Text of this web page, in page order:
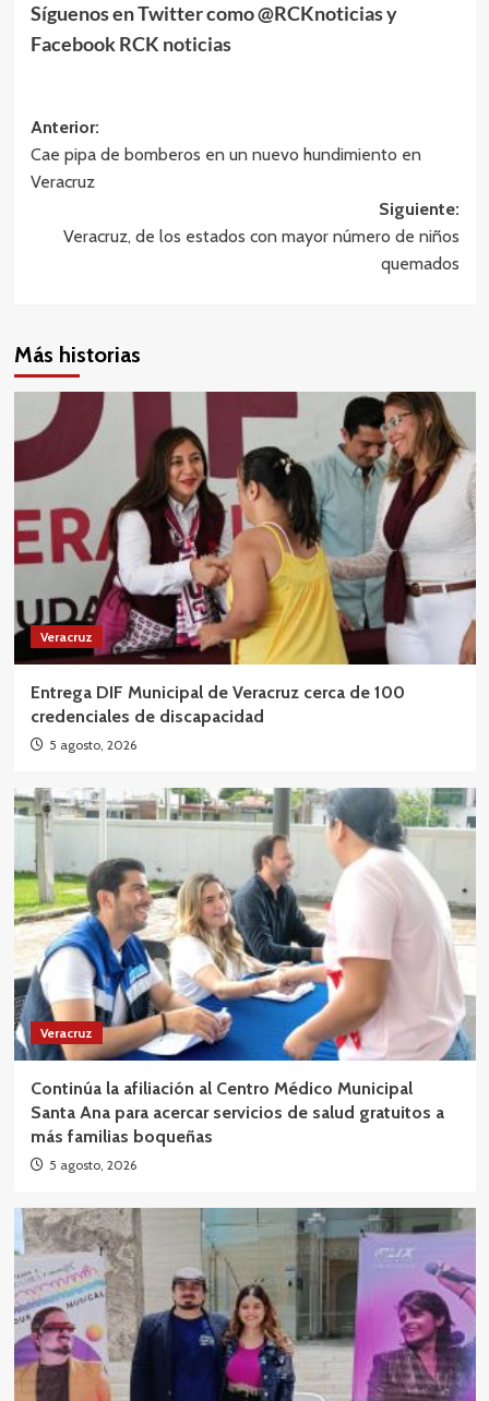
Síguenos en Twitter como @RCKnoticias y
Facebook RCK noticias
Navegación
de
Anterior:
Cae pipa de bomberos en un nuevo hundimiento en
Veracruz
Siguiente:
Veracruz, de los estados con mayor número de niños
quemados
Más historias
Veracruz
Entrega DIF Municipal de Veracruz cerca de 100
credenciales de discapacidad
5 agosto, 2026
Veracruz
Continúa la afiliación al Centro Médico Municipal
Santa Ana para acercar servicios de salud gratuitos a
más familias boqueñas
5 agosto, 2026